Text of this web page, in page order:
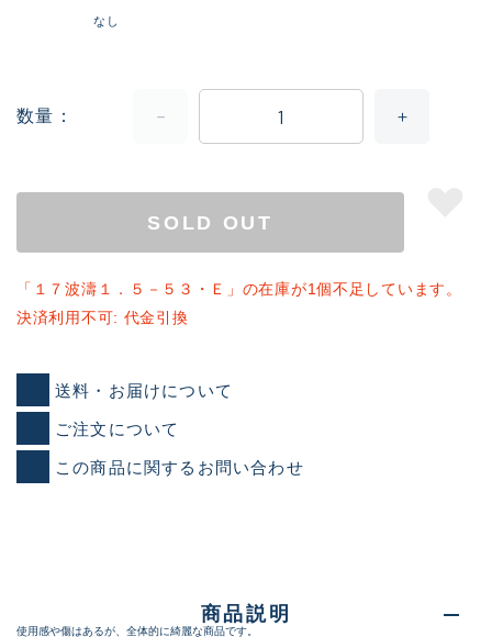
なし
数量
SOLD OUT
「１７波濤１．５－５３・Ｅ」の在庫が1個不足しています。
決済利用不可: 代金引換
送料・お届けについて
ご注文について
この商品に関するお問い合わせ
商品説明
使用感や傷はあるが、全体的に綺麗な商品です。